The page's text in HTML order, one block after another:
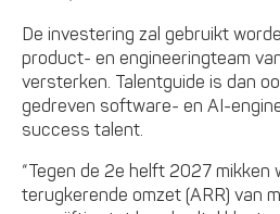
De investering zal gebruikt
product- en engineeringteam
versterken. Talentguide is dan
gedreven software- en AI-
success talent.
“Tegen de 2e helft 2027 mikken
terugkerende omzet (ARR) van